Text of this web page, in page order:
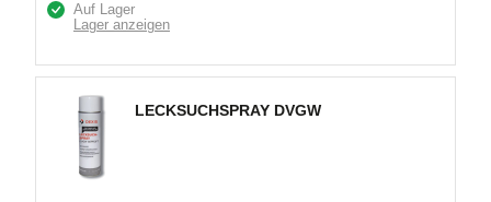
Auf Lager
Lager anzeigen
LECKSUCHSPRAY DVGW